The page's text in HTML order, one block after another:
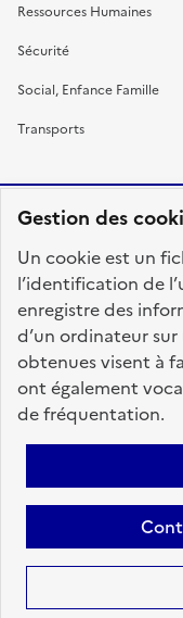
Gestion des
Un cookie est un
l’identification de
enregistre des
d’un ordinateur sur
obtenues visent à
ont également
de fréquentation.
Ressources Humaines
Sécurité
Social, Enfance Famille
Transports
FRANÇAISE
fonction-
gouvernement.fr
Personnaliser les cookies
candidats
Sauf mention contraire,